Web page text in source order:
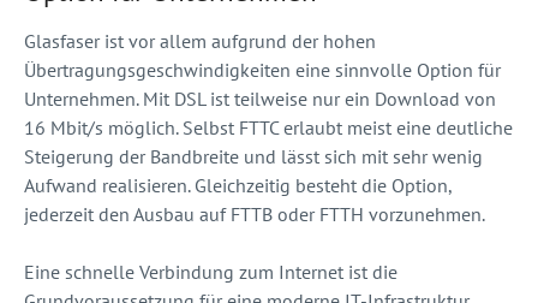
Glasfaser ist vor allem aufgrund der hohen
Übertragungsgeschwindigkeiten eine sinnvolle Option für
Unternehmen. Mit DSL ist teilweise nur ein Download von
16 Mbit/s möglich. Selbst FTTC erlaubt meist eine deutliche
Steigerung der Bandbreite und lässt sich mit sehr wenig
Aufwand realisieren. Gleichzeitig besteht die Option,
jederzeit den Ausbau auf FTTB oder FTTH vorzunehmen.
Eine schnelle Verbindung zum Internet ist die